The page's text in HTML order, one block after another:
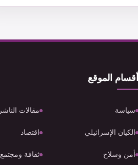
أقسام الموقع
سياسة مقالات الناشر
الكيان الإسرائيلي اقتصاد
أمن وسلاح ثقافة ومجتمع